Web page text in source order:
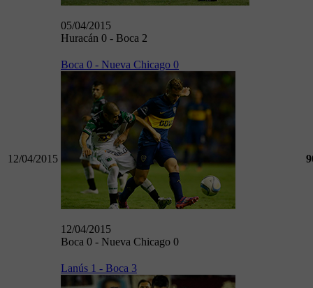
05/04/2015
Huracán 0 - Boca 2
12/04/2015
Boca 0 - Nueva Chicago 0
12/04/2015
Boca 0 - Nueva Chicago 0
Lanús 1 - Boca 3